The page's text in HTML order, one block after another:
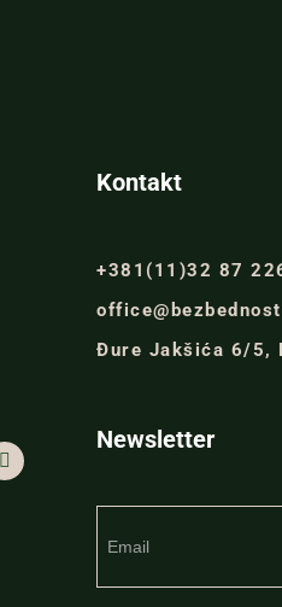
Kontakt
+381(11)32 87
Đure Jakšića 6/5,
Newsletter